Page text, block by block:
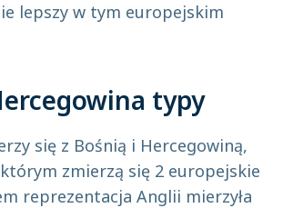
lepszy w tym europejskim
typy
się z Bośnią i Hercegowiną,
zmierzą się 2 europejskie
reprezentacja Anglii mierzyła